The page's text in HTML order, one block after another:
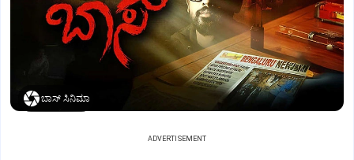
ಬಾಸ್‌ ಸಿನಿಮಾ
ADVERTISEMENT